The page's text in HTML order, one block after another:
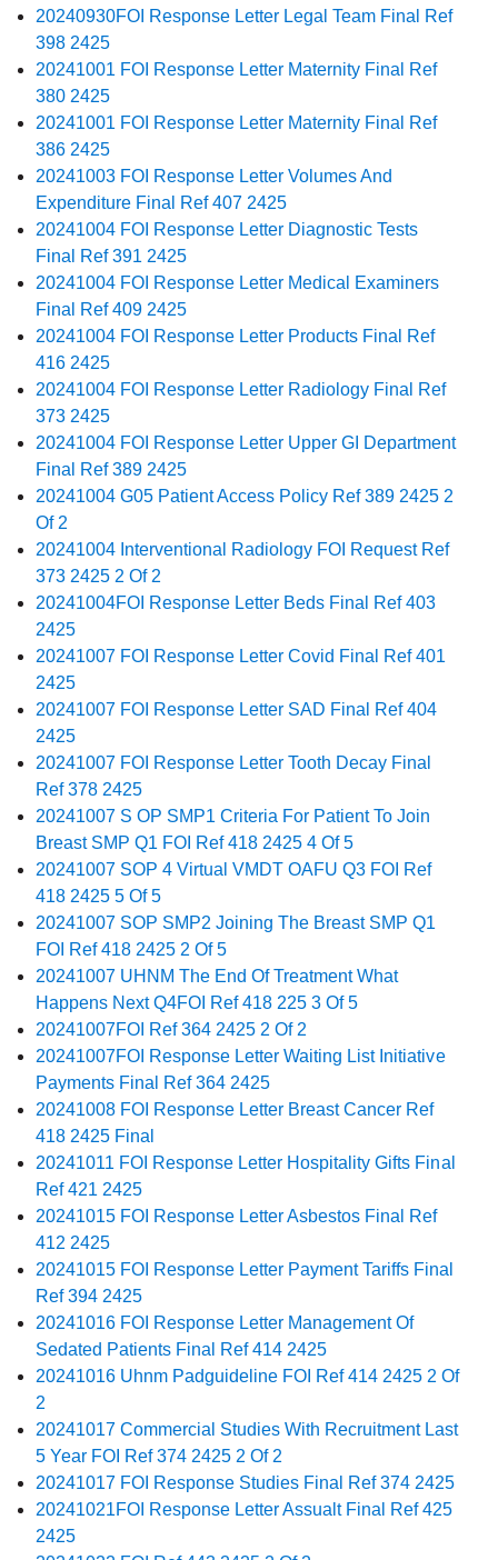
20240930FOI Response Letter Legal Team Final Ref
398 2425
20241001 FOI Response Letter Maternity Final Ref
380 2425
20241001 FOI Response Letter Maternity Final Ref
386 2425
20241003 FOI Response Letter Volumes And
Expenditure Final Ref 407 2425
20241004 FOI Response Letter Diagnostic Tests
Final Ref 391 2425
20241004 FOI Response Letter Medical Examiners
Final Ref 409 2425
20241004 FOI Response Letter Products Final Ref
416 2425
20241004 FOI Response Letter Radiology Final Ref
373 2425
20241004 FOI Response Letter Upper GI Department
Final Ref 389 2425
20241004 G05 Patient Access Policy Ref 389 2425 2
Of 2
20241004 Interventional Radiology FOI Request Ref
373 2425 2 Of 2
20241004FOI Response Letter Beds Final Ref 403
2425
20241007 FOI Response Letter Covid Final Ref 401
2425
20241007 FOI Response Letter SAD Final Ref 404
2425
20241007 FOI Response Letter Tooth Decay Final
Ref 378 2425
20241007 S OP SMP1 Criteria For Patient To Join
Breast SMP Q1 FOI Ref 418 2425 4 Of 5
20241007 SOP 4 Virtual VMDT OAFU Q3 FOI Ref
418 2425 5 Of 5
20241007 SOP SMP2 Joining The Breast SMP Q1
FOI Ref 418 2425 2 Of 5
20241007 UHNM The End Of Treatment What
Happens Next Q4FOI Ref 418 225 3 Of 5
20241007FOI Ref 364 2425 2 Of 2
20241007FOI Response Letter Waiting List Initiative
Payments Final Ref 364 2425
20241008 FOI Response Letter Breast Cancer Ref
418 2425 Final
20241011 FOI Response Letter Hospitality Gifts Final
Ref 421 2425
20241015 FOI Response Letter Asbestos Final Ref
412 2425
20241015 FOI Response Letter Payment Tariffs Final
Ref 394 2425
20241016 FOI Response Letter Management Of
Sedated Patients Final Ref 414 2425
20241016 Uhnm Padguideline FOI Ref 414 2425 2 Of
2
20241017 Commercial Studies With Recruitment Last
5 Year FOI Ref 374 2425 2 Of 2
20241017 FOI Response Studies Final Ref 374 2425
20241021FOI Response Letter Assualt Final Ref 425
2425